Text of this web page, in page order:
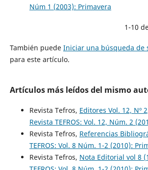
Núm 1 (2003): Primavera
1-10
También puede Iniciar una búsqueda de
para este artículo.
Artículos más leídos del mismo
Revista Tefros, Editores Vol. 12, Nº
Revista TEFROS: Vol. 12, Núm. 2
Revista Tefros, Referencias
TEFROS: Vol. 8 Núm. 1-2 (2010):
Revista Tefros, Nota Editorial vol 8